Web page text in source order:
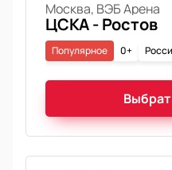
Москва, ВЭБ Арена
ЦСКА - Ростов
0+
Популярное